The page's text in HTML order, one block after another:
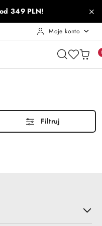
349 PLN!
Moje konto
Filtruj